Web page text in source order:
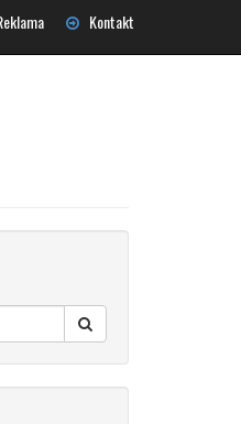
Kontakt